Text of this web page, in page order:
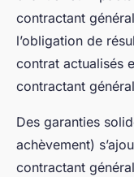
contractant
l’obligation de
contrat actualisés
contractant
Des garanties
achèvement)
contractant